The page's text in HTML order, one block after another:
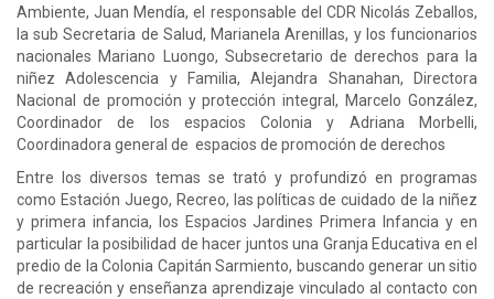
Ambiente, Juan Mendía, el responsable del CDR Nicolás Zeballos,
la sub Secretaria de Salud, Marianela Arenillas, y los funcionarios
nacionales Mariano Luongo, Subsecretario de derechos para la
niñez Adolescencia y Familia, Alejandra Shanahan, Directora
Nacional de promoción y protección integral, Marcelo González,
Coordinador de los espacios Colonia y Adriana Morbelli,
Coordinadora general de espacios de promoción de derechos
Entre los diversos temas se trató y profundizó en programas
como Estación Juego, Recreo, las políticas de cuidado de la niñez
y primera infancia, los Espacios Jardines Primera Infancia y en
particular la posibilidad de hacer juntos una Granja Educativa en el
predio de la Colonia Capitán Sarmiento, buscando generar un sitio
de recreación y enseñanza aprendizaje vinculado al contacto con